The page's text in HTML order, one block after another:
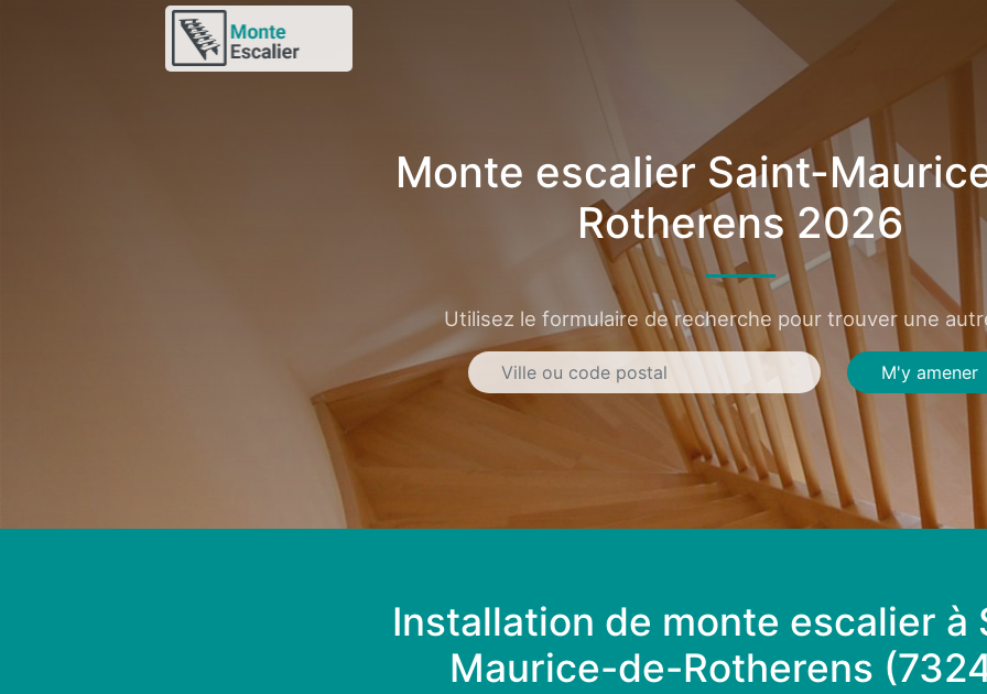
Monte escalier Saint-
Rotherens 2026
Utilisez le formulaire de recherche pour trouver une
M'y amener
Installation de monte escalier à
Maurice-de-Rotherens